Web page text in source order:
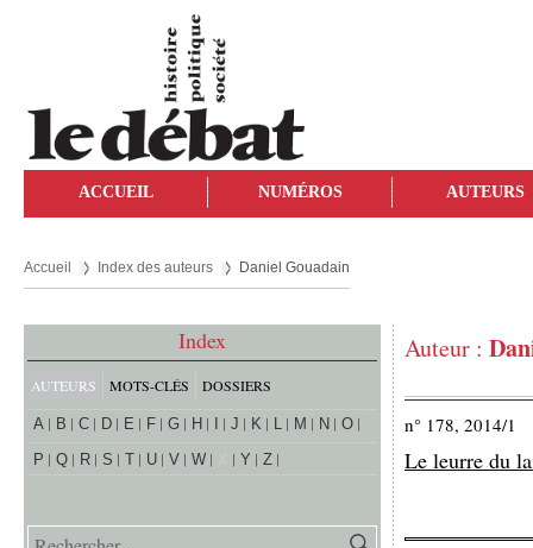
ACCUEIL NUMÉROS AUTEURS
Accueil Index des auteurs Daniel Gouadain
Index
AUTEURS MOTS-CLÉS DOSSIERS
A B C D E F G H J K L M N
O
P
Q R S T U V W Y Z
Auteur :
n° 178, 2014/1
Le leurre du